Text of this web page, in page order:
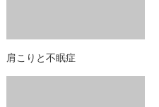
肩こりと不眠症